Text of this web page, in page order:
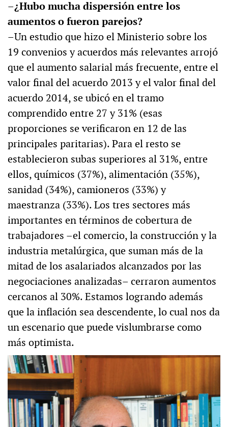
–¿Hubo mucha dispersión entre los
aumentos o fueron parejos?
–Un estudio que hizo el Ministerio sobre los
19 convenios y acuerdos más relevantes arrojó
que el aumento salarial más frecuente, entre el
valor final del acuerdo 2013 y el valor final del
acuerdo 2014, se ubicó en el tramo
comprendido entre 27 y 31% (esas
proporciones se verificaron en 12 de las
principales paritarias). Para el resto se
establecieron subas superiores al 31%, entre
ellos, químicos (37%), alimentación (35%),
sanidad (34%), camioneros (33%) y
maestranza (33%). Los tres sectores más
importantes en términos de cobertura de
trabajadores –el comercio, la construcción y la
industria metalúrgica, que suman más de la
mitad de los asalariados alcanzados por las
negociaciones analizadas– cerraron aumentos
cercanos al 30%. Estamos logrando además
que la inflación sea descendente, lo cual nos da
un escenario que puede vislumbrarse como
más optimista.